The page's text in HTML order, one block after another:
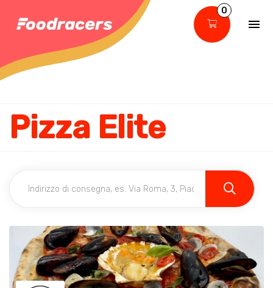
0
Pizza Elite